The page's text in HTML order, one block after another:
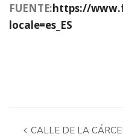
FUENTE:https://
locale=es_ES
CALLE DE LA